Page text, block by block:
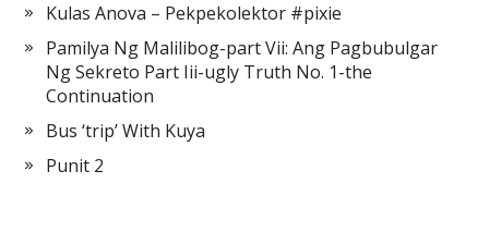
Kulas Anova – Pekpekolektor #pixie
Pamilya Ng Malilibog-part Vii: Ang Pagbubulgar
Ng Sekreto Part Iii-ugly Truth No. 1-the
Continuation
Bus ‘trip’ With Kuya
Punit 2